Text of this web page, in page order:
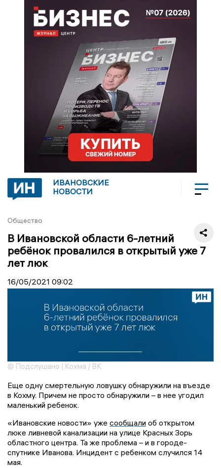
ИВАНОВСКИЕ
НОВОСТИ
Общество
В Ивановской области 6-летний
ребёнок провалился в открытый уже 7
лет люк
16/05/2021 09:02
© Подслушано | Кохма / ВК
Еще одну смертельную ловушку обнаружили на въезде
в Кохму. Причем не просто обнаружили – в нее угодил
маленький ребенок.
«Ивановские новости» уже сообщали об открытом
люке ливневой канализации на улице Красных Зорь
областного центра. Та же проблема – и в городе-
спутнике Иванова. Инцидент с ребенком случился 14
мая.